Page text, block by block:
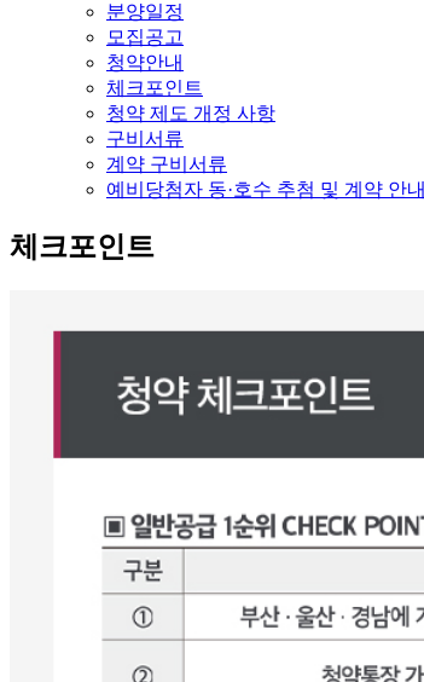
분양일정
모집공고
청약안내
체크포인트
청약 제도 개정 사항
구비서류
계약 구비서류
예비당첨자 동·호수 추첨 및 계약 안내
체크포인트